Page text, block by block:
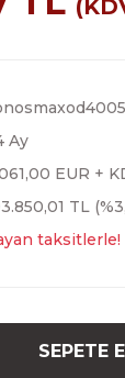
Ay
EUR +
TL
taksitlerle!
SEPETE